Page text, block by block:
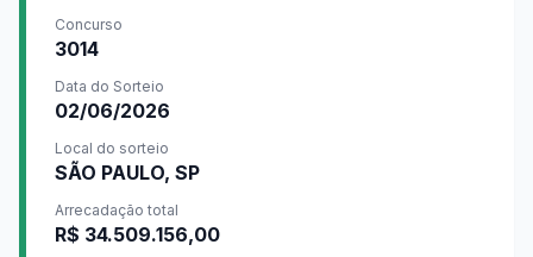
Concurso
3014
Data do Sorteio
02/06/2026
Local do sorteio
SÃO PAULO, SP
Arrecadação total
R$ 34.509.156,00